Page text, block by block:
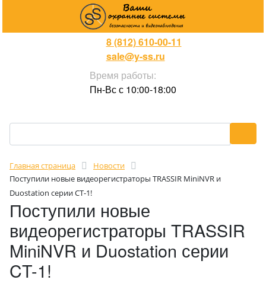
8 (812) 610-00-11
sale@y-ss.ru
Время работы:
Пн-Вс с 10:00-18:00
Главная страница
Новости
Поступили новые видеорегистраторы TRASSIR MiniNVR и
Duostation серии CT-1!
Поступили новые
видеорегистраторы TRASSIR
MiniNVR и Duostation серии
CT-1!